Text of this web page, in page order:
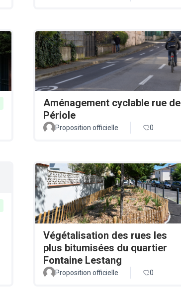
Aménagement cyclable rue de
Périole
Proposition officielle 0
Végétalisation des rues les
plus bitumisées du quartier
Fontaine Lestang
Proposition officielle 0